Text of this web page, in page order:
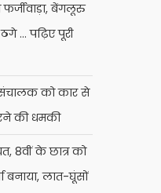
बेंगलूरु
… पढ़िए पूरी
संचालक को कार से
की धमकी
8वीं के छात्र को
लात-घूंसों